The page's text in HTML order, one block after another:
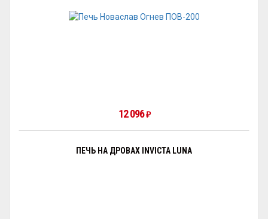
12 096₽
ПЕЧЬ НА ДРОВАХ INVICTA LUNA